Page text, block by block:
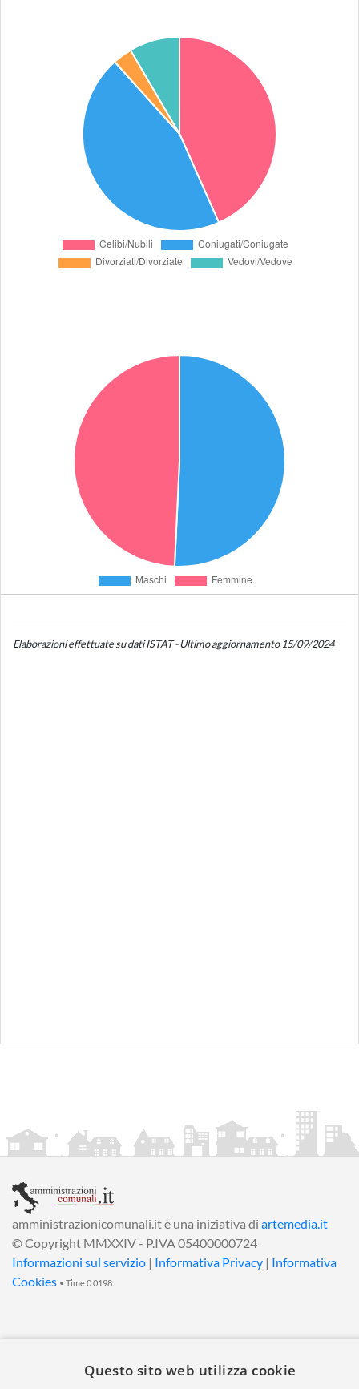
Elaborazioni effettuate su dati ISTAT - Ultimo aggiornamento 15/09/2024
amministrazionicomunali.it è una iniziativa di artemedia.it
© Copyright MMXXIV - P.IVA 05400000724
Informazioni sul servizio | Informativa Privacy | Informativa
Cookies • Time 0.0198
Questo sito web utilizza cookie